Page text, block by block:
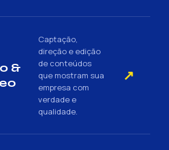
&
Captação,
direção e edição
de conteúdos
que mostram sua
empresa com
verdade e
qualidade.
↗